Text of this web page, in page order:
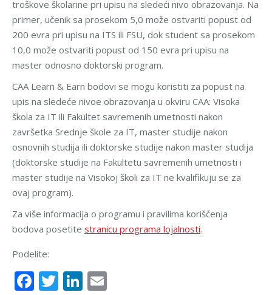
troškove školarine pri upisu na sledeći nivo obrazovanja. Na
primer, učenik sa prosekom 5,0 može ostvariti popust od
200 evra pri upisu na ITS ili FSU, dok student sa prosekom
10,0 može ostvariti popust od 150 evra pri upisu na
master odnosno doktorski program.
CAA Learn & Earn bodovi se mogu koristiti za popust na
upis na sledeće nivoe obrazovanja u okviru CAA: Visoka
škola za IT ili Fakultet savremenih umetnosti nakon
završetka Srednje škole za IT, master studije nakon
osnovnih studija ili doktorske studije nakon master studija
(doktorske studije na Fakultetu savremenih umetnosti i
master studije na Visokoj školi za IT ne kvalifikuju se za
ovaj program).
Za više informacija o programu i pravilima korišćenja
bodova posetite stranicu programa lojalnosti.
Podelite:
Facebook
TwitterLinkedIn